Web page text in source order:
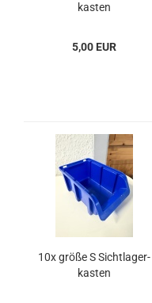
kas­ten
5,00 EUR
10x größe S Sicht­la­ger­
kas­ten